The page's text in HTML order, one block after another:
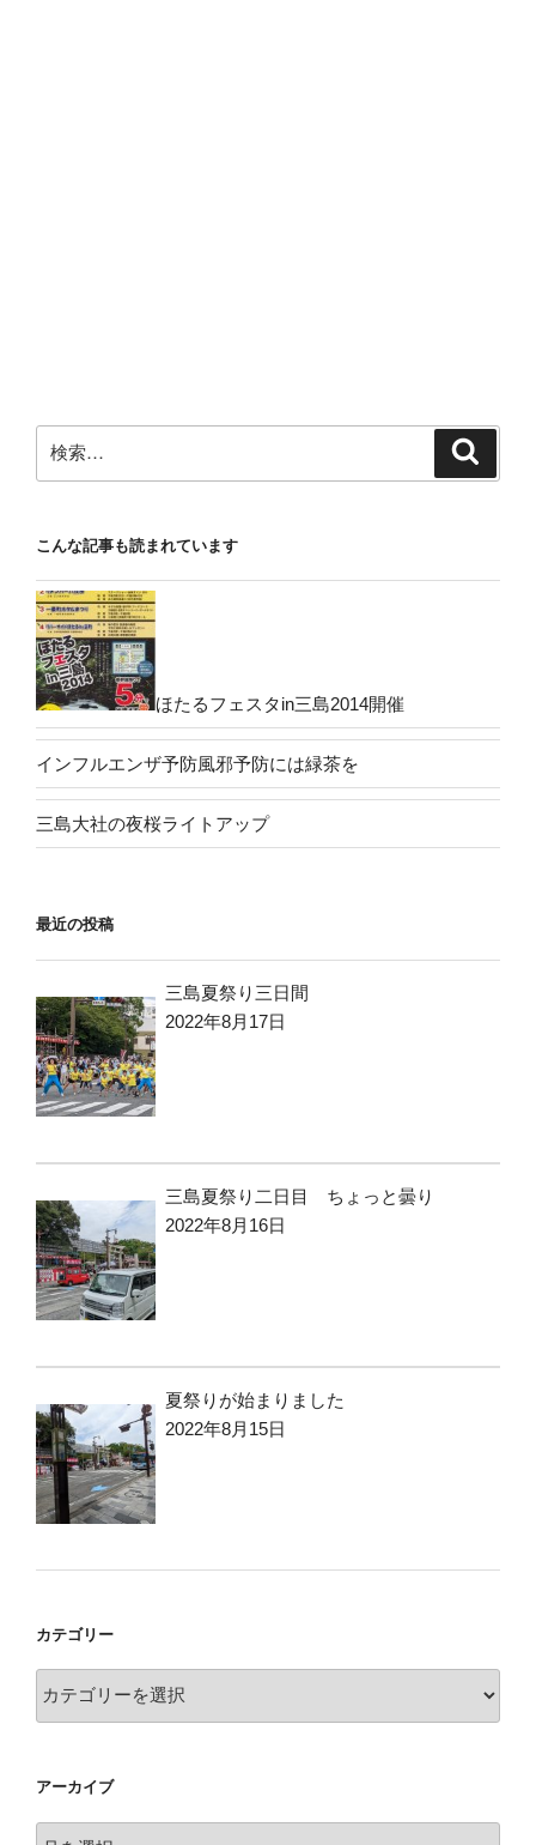
索:
こんな記事も読まれています
ほたるフェスタin三島2014開催
インフルエンザ予防風邪予防には緑茶を
三島大社の夜桜ライトアップ
最近の投稿
三島夏祭り三日間
2022年8月17日
三島夏祭り二日目 ちょっと曇り
2022年8月16日
夏祭りが始まりました
2022年8月15日
カテゴリー
テ
ー
アーカイブ